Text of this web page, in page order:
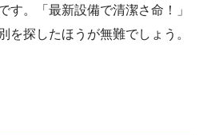
す。「最新設備で清潔さ命！」
を探したほうが無難でしょう。